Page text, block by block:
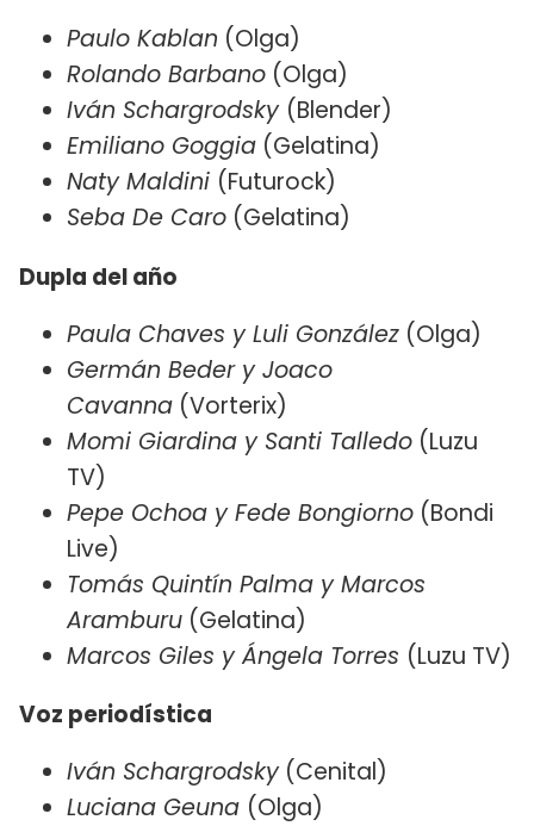
Paulo Kablan (Olga)
Rolando Barbano (Olga)
Iván Schargrodsky (Blender)
Emiliano Goggia (Gelatina)
Naty Maldini (Futurock)
Seba De Caro (Gelatina)
Dupla del año
Paula Chaves y Luli González (Olga)
Germán Beder y Joaco
Cavanna (Vorterix)
Momi Giardina y Santi Talledo (Luzu
TV)
Pepe Ochoa y Fede Bongiorno (Bondi
Live)
Tomás Quintín Palma y Marcos
Aramburu (Gelatina)
Marcos Giles y Ángela Torres (Luzu TV)
Voz periodística
Iván Schargrodsky(Cenital)
Luciana Geuna (Olga)